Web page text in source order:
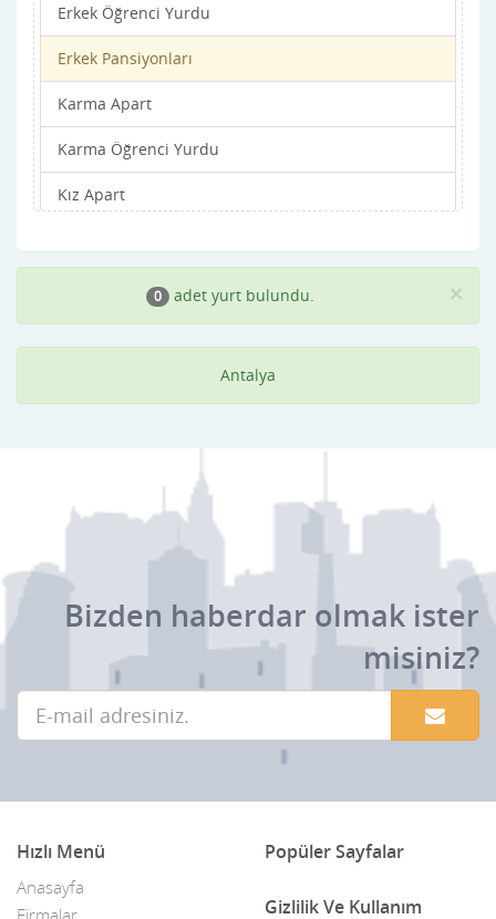
Demre
Dokuma
Döşemealtı
Elmalı
Finike
Kale
Kas
Kemer
Konyaaltı
Korkuteli
Lara
Erkek Öğrenci Yurdu
Erkek Pansiyonları
Karma Apart
Karma Öğrenci Yurdu
Kız Apart
Kız Pansiyonları ×
0 adet yurt bulundu.
Antalya
Bizden haberdar olmak ister
misiniz?
Hızlı Menü
Anasayfa
Popüler Sayfalar
Gizlilik Ve Kullanım